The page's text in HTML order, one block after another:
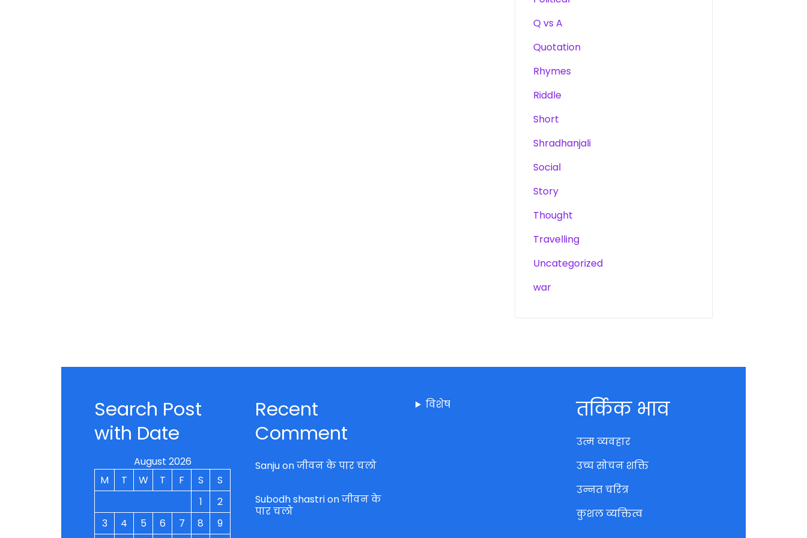
Q vs A
Quotation
Rhymes
Riddle
Short
Shradhanjali
Social
Story
Thought
Travelling
Uncategorized
war
Search Post
with Date
August 2026
M
T W T F S
S
1
2
3
4 5 6 7 8 9
Recent
Comment
Sanjuonजीवन के पार चलो
Subodh shastrionजीवन के
पार चलो
विशेष तर्किक भाव
उत्म व्यवहार
उच्च सोचन शक्ति
उन्नत चरित्र
कुशल व्यक्तित्व